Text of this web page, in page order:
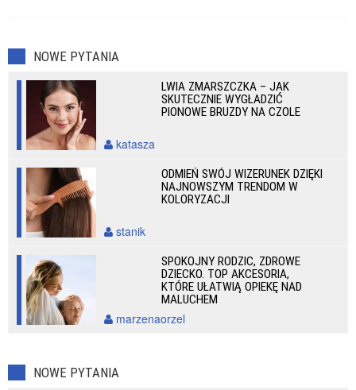
NOWE PYTANIA
LWIA ZMARSZCZKA – JAK
SKUTECZNIE WYGŁADZIĆ
PIONOWE BRUZDY NA CZOLE
katasza
ODMIEŃ SWÓJ WIZERUNEK DZIĘKI
NAJNOWSZYM TRENDOM W
KOLORYZACJI
stanik
SPOKOJNY RODZIC, ZDROWE
DZIECKO. TOP AKCESORIA,
KTÓRE UŁATWIĄ OPIEKĘ NAD
MALUCHEM
marzenaorzel
NOWE PYTANIA